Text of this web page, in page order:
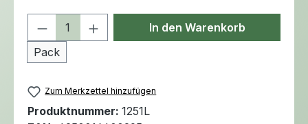
Produkt Anzahl: Gib den
Pack
In den Warenkorb
Zum Merkzettel hinzufügen
Produktnummer: 1251L